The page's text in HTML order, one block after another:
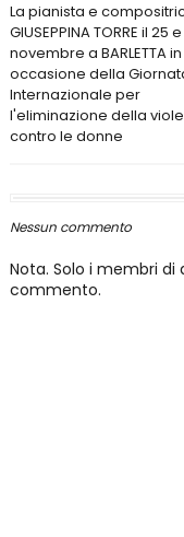
La pianista e
GIUSEPPINA TORRE il 25
novembre a BARLETTA in
occasione della
Internazionale per
l'eliminazione della
contro le donne
Nessun commento
Nota. Solo i membri
commento.